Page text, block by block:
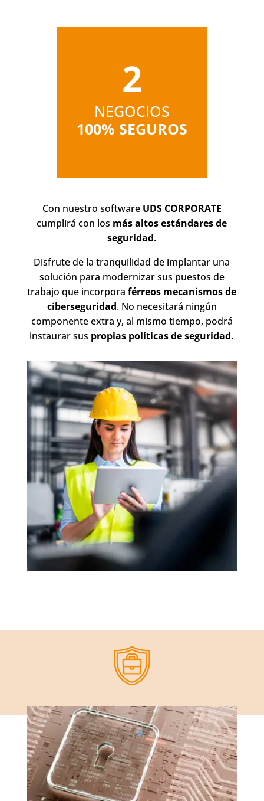
2
NEGOCIOS
100% SEGUROS
Con nuestro software UDS CORPORATE
cumplirá con los más altos estándares de
seguridad.
Disfrute de la tranquilidad de implantar una
solución para modernizar sus puestos de
trabajo que incorporaférreos mecanismos de
ciberseguridad. No necesitará ningún
componente extra y, al mismo tiempo, podrá
instaurar sus propias políticas de seguridad.